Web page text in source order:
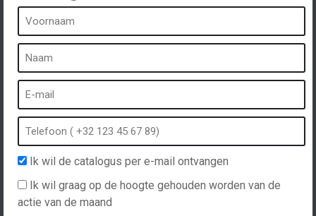
Een kuuroord is...
Wat is een kuuroord?
Bubbelbad
Buiten spa
Spa in de winter
Ingebouwde spa
Spa en hydrotherapie
Ik wil de catalogus per e-mail ontvangen
Ik wil graag op de hoogte gehouden worden van de
actie van de maand